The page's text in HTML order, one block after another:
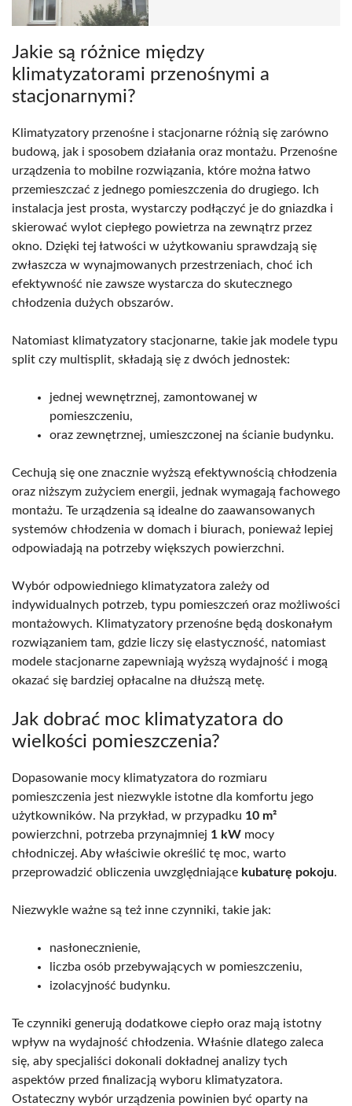
Jakie są różnice między
klimatyzatorami przenośnymi a
stacjonarnymi?
Klimatyzatory przenośne i stacjonarne różnią się zarówno
budową, jak i sposobem działania oraz montażu. Przenośne
urządzenia to mobilne rozwiązania, które można łatwo
przemieszczać z jednego pomieszczenia do drugiego. Ich
instalacja jest prosta, wystarczy podłączyć je do gniazdka i
skierować wylot ciepłego powietrza na zewnątrz przez
okno. Dzięki tej łatwości w użytkowaniu sprawdzają się
zwłaszcza w wynajmowanych przestrzeniach, choć ich
efektywność nie zawsze wystarcza do skutecznego
chłodzenia dużych obszarów.
Natomiast klimatyzatory stacjonarne, takie jak modele typu
split czy multisplit, składają się z dwóch jednostek:
jednej wewnętrznej, zamontowanej w
pomieszczeniu,
oraz zewnętrznej, umieszczonej na ścianie budynku.
Cechują się one znacznie wyższą efektywnością chłodzenia
oraz niższym zużyciem energii, jednak wymagają fachowego
montażu. Te urządzenia są idealne do zaawansowanych
systemów chłodzenia w domach i biurach, ponieważ lepiej
odpowiadają na potrzeby większych powierzchni.
Wybór odpowiedniego klimatyzatora zależy od
indywidualnych potrzeb, typu pomieszczeń oraz możliwości
montażowych. Klimatyzatory przenośne będą doskonałym
rozwiązaniem tam, gdzie liczy się elastyczność, natomiast
modele stacjonarne zapewniają wyższą wydajność i mogą
okazać się bardziej opłacalne na dłuższą metę.
Jak dobrać moc klimatyzatora do
wielkości pomieszczenia?
Dopasowanie mocy klimatyzatora do rozmiaru
pomieszczenia jest niezwykle istotne dla komfortu jego
użytkowników. Na przykład, w przypadku 10 m²
powierzchni, potrzeba przynajmniej 1 kW mocy
chłodniczej. Aby właściwie określić tę moc, warto
przeprowadzić obliczenia uwzględniające kubaturę pokoju.
Niezwykle ważne są też inne czynniki, takie jak:
nasłonecznienie,
liczba osób przebywających w pomieszczeniu,
izolacyjność budynku.
Te czynniki generują dodatkowe ciepło oraz mają istotny
wpływ na wydajność chłodzenia. Właśnie dlatego zaleca
się, aby specjaliści dokonali dokładnej analizy tych
aspektów przed finalizacją wyboru klimatyzatora.
Ostateczny wybór urządzenia powinien być oparty na